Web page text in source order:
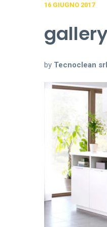
16 GIUGNO 2017
by Tecnoclean srl